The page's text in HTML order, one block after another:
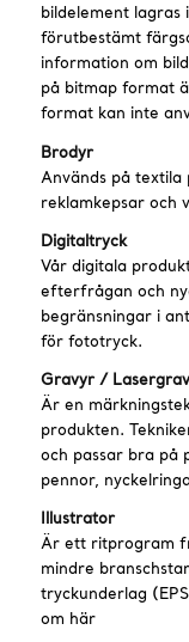
bildelement
förutbestämt
information om
på bitmap format
format kan inte
Brodyr
Används på textila
reklamkepsar och
Digitaltryck
Vår digitala
efterfrågan och
begränsningar i
för fototryck.
Gravyr /
Är en
produkten.
och passar bra på
pennor,
Illustrator
Är ett ritprogram
mindre
tryckunderlag
om här